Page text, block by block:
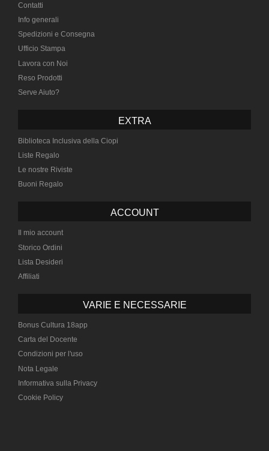
Contatti
Info generali
Spedizioni e Consegna
Ufficio Stampa
Lavora con Noi
Reso Prodotti
Serve Aiuto?
EXTRA
Biblioteca Inclusiva della Ciopi
Liste Regalo
Le nostre Riviste
Buoni Regalo
ACCOUNT
Il mio account
Storico Ordini
Lista Desideri
Affiliati
VARIE E NECESSARIE
Bonus Cultura 18app
Carta del Docente
Condizioni per l'uso
Nota Legale
Informativa sulla Privacy
Cookie Policy